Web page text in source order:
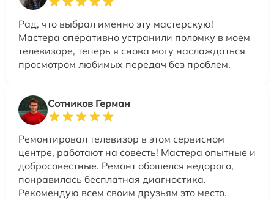
Рад, что выбрал именно эту мастерскую!
Мастера оперативно устранили поломку в моем
телевизоре, теперь я снова могу наслаждаться
просмотром любимых передач без проблем.
Сотников Герман
Ремонтировал телевизор в этом сервисном
центре, работают на совесть! Мастера опытные и
добросовестные. Ремонт обошелся недорого,
понравилась бесплатная диагностика.
Рекомендую всем своим друзьям это место.